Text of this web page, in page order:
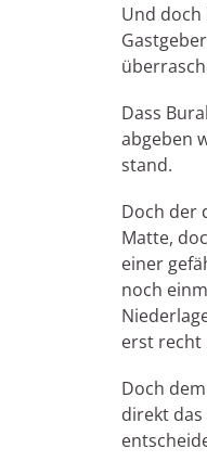
Und doch
Dass
abgeben
stand.
Doch der
Matte,
einer
noch
erst recht
Doch
direkt